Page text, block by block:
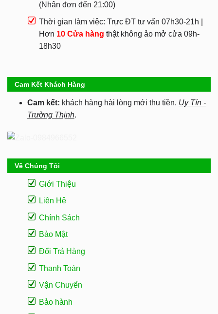
(Nhận đơn đến 21:00)
Thời gian làm việc: Trực ĐT tư vấn 07h30-21h |
Hơn 10 Cửa hàng thật không ảo mở cửa 09h-
18h30
Cam Kết Khách Hàng
Cam kết: khách hàng hài lòng mới thu tiền. Uy Tín -
Trường Thịnh.
Về Chúng Tôi
Giới Thiệu
Liên Hệ
Chính Sách
Bảo Mật
Đổi Trả Hàng
Thanh Toán
Vận Chuyển
Bảo hành